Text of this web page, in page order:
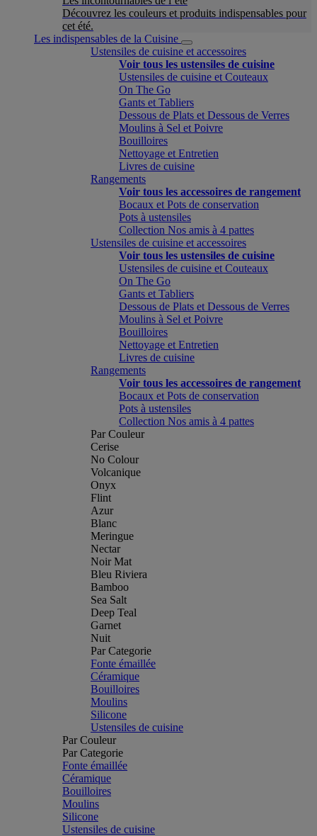
Découvrez les couleurs et produits indispensables pour
cet été.
Les indispensables de la Cuisine
Ustensiles de cuisine et accessoires
Voir tous les ustensiles de cuisine
Ustensiles de cuisine et Couteaux
On The Go
Gants et Tabliers
Dessous de Plats et Dessous de Verres
Moulins à Sel et Poivre
Bouilloires
Nettoyage et Entretien
Livres de cuisine
Rangements
Voir tous les accessoires de rangement
Bocaux et Pots de conservation
Pots à ustensiles
Collection Nos amis à 4 pattes
Ustensiles de cuisine et accessoires
Voir tous les ustensiles de cuisine
Ustensiles de cuisine et Couteaux
On The Go
Gants et Tabliers
Dessous de Plats et Dessous de Verres
Moulins à Sel et Poivre
Bouilloires
Nettoyage et Entretien
Livres de cuisine
Rangements
Voir tous les accessoires de rangement
Bocaux et Pots de conservation
Pots à ustensiles
Collection Nos amis à 4 pattes
Par Couleur
Cerise
No Colour
Volcanique
Onyx
Flint
Azur
Blanc
Meringue
Nectar
Noir Mat
Bleu Riviera
Bamboo
Sea Salt
Deep Teal
Garnet
Nuit
Par Categorie
Fonte émaillée
Céramique
Bouilloires
Moulins
Silicone
Ustensiles de cuisine
Par Couleur
Par Categorie
Fonte émaillée
Céramique
Bouilloires
Moulins
Silicone
Ustensiles de cuisine